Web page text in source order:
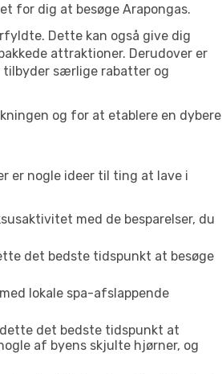
for dig at besøge Arapongas.
Dette kan også give dig
attraktioner. Derudover er
tilbyder særlige rabatter og
og for at etablere en dybere
er nogle ideer til ting at lave i
med de besparelser, du
det bedste tidspunkt at besøge
lokale spa-afslappende
det bedste tidspunkt at
af byens skjulte hjørner, og